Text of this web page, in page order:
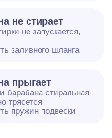
не стирает
не запускается,
заливного шланга
прыгает
барабана стиральная
трясется
пружин подвески